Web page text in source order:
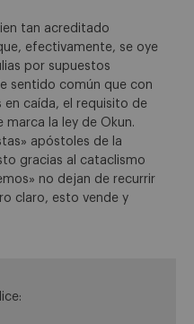
tan acreditado
efectivamente, se oye
por supuestos
sentido común que con
en caída, el requisito de
la ley de Okun.
apóstoles de la
gracias al cataclismo
no dejan de recurrir
claro, esto vende y